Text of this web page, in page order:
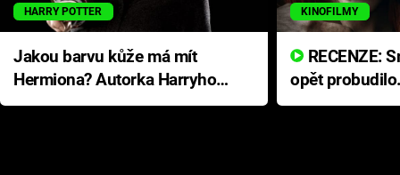
HARRY POTTER
Jakou barvu kůže má mít
Hermiona? Autorka Harryho
Pottera přišla s ráznou
KINOFILMY
opět
přichází s